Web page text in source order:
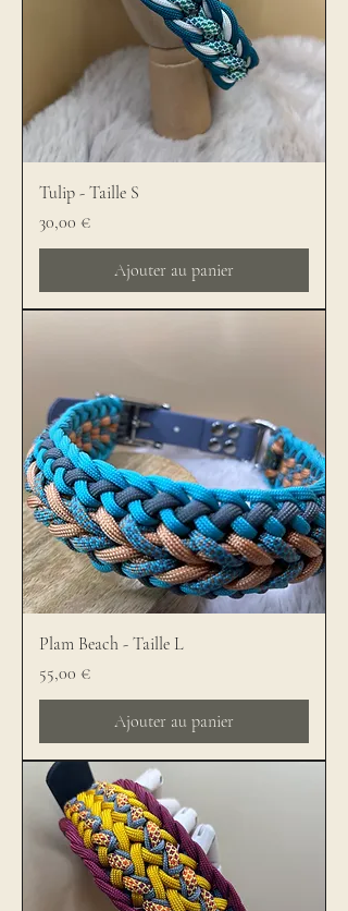
Tulip - Taille S
Prix
30,00 €
Ajouter au panier
Plam Beach - Taille L
Prix
55,00 €
Ajouter au panier